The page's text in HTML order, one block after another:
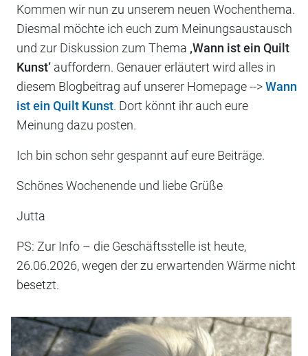
Kommen wir nun zu unserem neuen Wochenthema.
Diesmal möchte ich euch zum Meinungsaustausch
und zur Diskussion zum Thema ‚Wann ist ein Quilt
Kunst‘ auffordern. Genauer erläutert wird alles in
diesem Blogbeitrag auf unserer Homepage -->Wann
ist ein Quilt Kunst. Dort könnt ihr auch eure
Meinung dazu posten.
Ich bin schon sehr gespannt auf eure Beiträge.
Schönes Wochenende und liebe Grüße
Jutta
PS: Zur Info – die Geschäftsstelle ist heute,
26.06.2026, wegen der zu erwartenden Wärme nicht
besetzt.